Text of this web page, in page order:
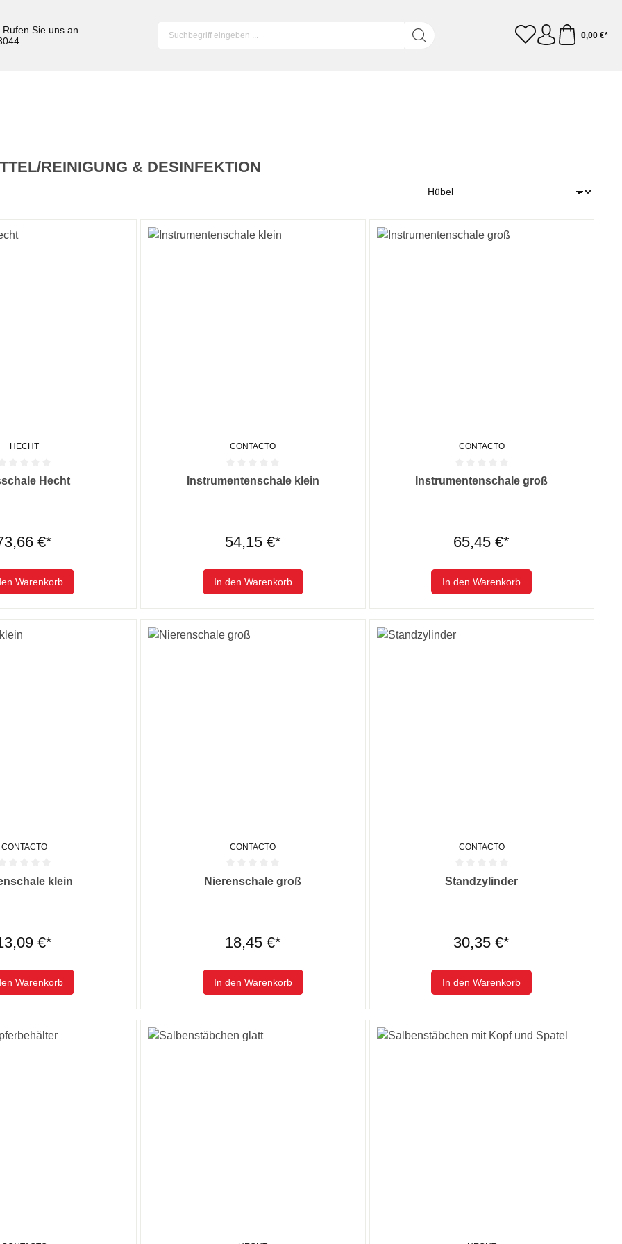
Sie uns an
0,00 €*
REINIGUNG & DESINFEKTION
HECHT
Bewertung von 0 von 5 Sternen
Hecht
€*
Warenkorb
CONTACTO
Durchschnittliche Bewertung von 0 von 5 Sternen
Instrumentenschale klein
54,15 €*
In den Warenkorb
CONTACTO
Durchschnittliche Bewertung von 0 von 5 Sternen
Instrumentenschale groß
65,45 €*
In den Warenkorb
CONTACTO
Bewertung von 0 von 5 Sternen
klein
€*
Warenkorb
CONTACTO
Durchschnittliche Bewertung von 0 von 5 Sternen
Nierenschale groß
18,45 €*
In den Warenkorb
CONTACTO
Durchschnittliche Bewertung von 0 von 5 Sternen
Standzylinder
30,35 €*
In den Warenkorb